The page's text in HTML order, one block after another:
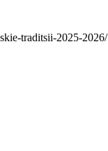
traditsii-2025-2026/